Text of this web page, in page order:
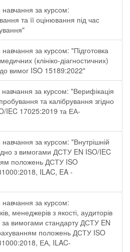
за курсом:
та її оцінювання під час
за курсом: "Підготовка
(клініко-діагностичних)
вимог ISO 15189:2022"
за курсом: "Верифікація
та калібрування згідно
IEC 17025:2019 та ЕА-
за курсом: "Внутрішній
з вимогами ДСТУ EN ISO/IEC
положень ДСТУ ISO
ILAC, EA -
за курсом:
менеджерів з якості, аудиторів
за вимогами стандарту ДСТУ EN
положень ДСТУ ISO
ЕА, ILAC-